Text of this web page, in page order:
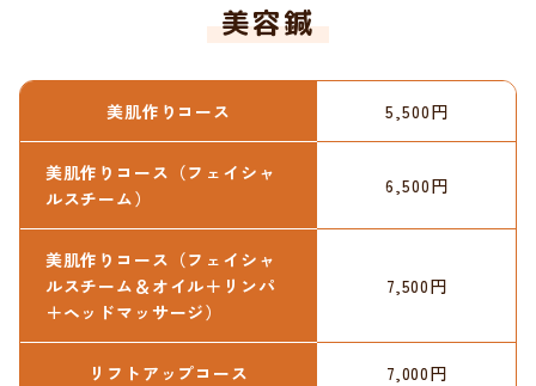
美容鍼
美肌作りコース 5,500円
美肌作りコース（フェイシャ
ルスチーム）
6,500円
美肌作りコース（フェイシャ
ルスチーム＆オイル＋リンパ
＋ヘッドマッサージ）
7,500円
リフトアップコース 7,000円